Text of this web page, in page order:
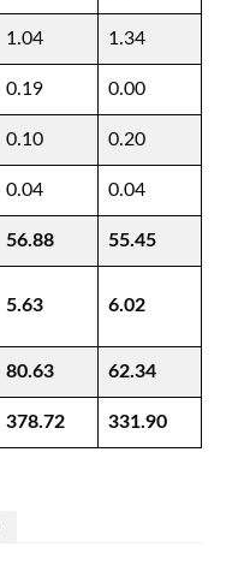
1.04 1.34
0.19 0.00
0.10 0.20
0.04 0.04
56.88 55.45
5.63 6.02
80.63 62.34
378.72 331.90